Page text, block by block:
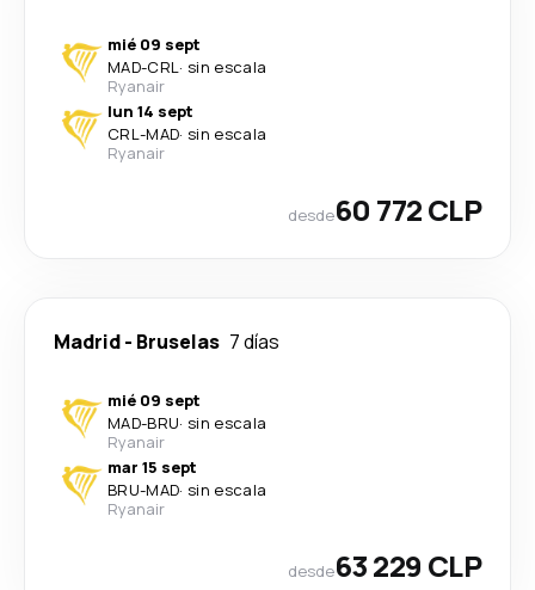
mié 09 sept
MAD-CRL· sin escala
Ryanair
lun 14 sept
CRL-MAD· sin escala
Ryanair
desde60 772 CLP
Madrid- Bruselas 7 días
mié 09 sept
MAD-BRU· sin escala
Ryanair
mar 15 sept
BRU-MAD· sin escala
Ryanair
desde63 229 CLP